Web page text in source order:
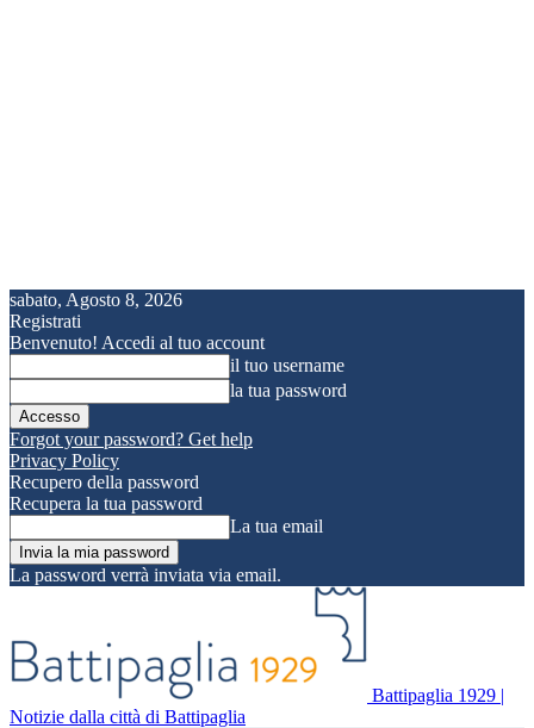
sabato, Agosto 8, 2026
Registrati
Benvenuto! Accedi al tuo account
il tuo username
la tua password
Forgot your password? Get help
Privacy Policy
Recupero della password
Recupera la tua password
La tua email
La password verrà inviata via email.
Battipaglia 1929 |
Notizie dalla città di Battipaglia